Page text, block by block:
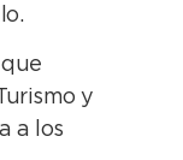
que
y
a los